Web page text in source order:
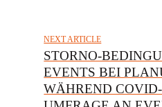
NEXT ARTICLE
STORNO-
EVENTS BEI
WÄHREND